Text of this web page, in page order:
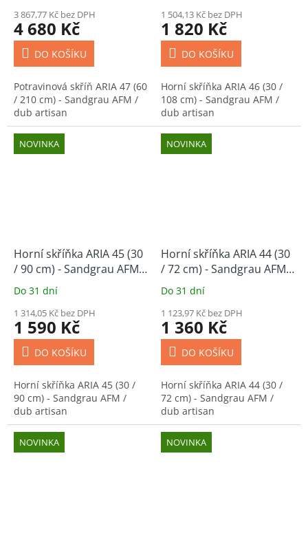
3 867,77 Kč bez DPH
4 680 Kč
DO KOŠÍKU
Potravinová skříň ARIA 47 (60
/ 210 cm) - Sandgrau AFM /
dub artisan
1 504,13 Kč bez DPH
1 820 Kč
DO KOŠÍKU
Horní skříňka ARIA 46 (30 /
108 cm) - Sandgrau AFM /
dub artisan
NOVINKA
Horní skříňka ARIA 45 (30
/ 90 cm) - Sandgrau AFM /
dub artisan
Do 31 dní
1 314,05 Kč bez DPH
1 590 Kč
DO KOŠÍKU
Horní skříňka ARIA 45 (30 /
90 cm) - Sandgrau AFM /
dub artisan
NOVINKA
Horní skříňka ARIA 44 (30
/ 72 cm) - Sandgrau AFM /
dub artisan
Do 31 dní
1 123,97 Kč bez DPH
1 360 Kč
DO KOŠÍKU
Horní skříňka ARIA 44 (30 /
72 cm) - Sandgrau AFM /
dub artisan
NOVINKA NOVINKA